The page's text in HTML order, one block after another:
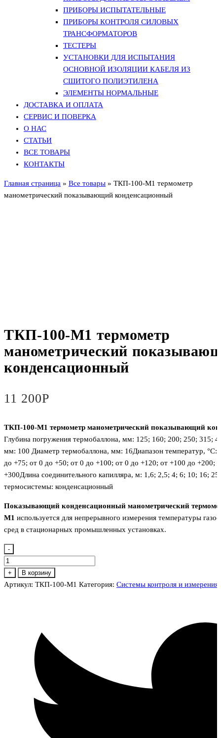
ПРИБОРЫ ИСПЫТАТЕЛЬНЫЕ
ПРИБОРЫ КОНТРОЛЯ СИЛОВЫХ
ТРАНСФОРМАТОРОВ
ТЕСТЕРЫ
УСТАНОВКИ ДЛЯ ИСПЫТАНИЯ
ОСНОВНОЙ ИЗОЛЯЦИИ КАБЕЛЯ ИЗ
СШИТОГО ПОЛИЭТИЛЕНА
ЭЛЕМЕНТЫ НОРМАЛЬНЫЕ
ДОСТАВКА И ОПЛАТА
СЕРВИС И ПОВЕРКА
О НАС
СТАТЬИ
ВСЕ ТОВАРЫ
КОНТАКТЫ
Главная страница » Все товары » ТКП-100-М1 термометр
манометрический показывающий конденсационный
ТКП-100-М1 термометр
манометрический
конденсационный
11 200Р
ТКП-100-М1 термометр манометрический показывающий
Глубина погружения термобаллона, мм: 125; 160; 200; 250; 315;
мм: 100 Диаметр термобаллона, мм: 16Диапазон температур, °C:
до +75; от 0 до +50; от 0 до +100; от 0 до +120; от +100 до +200;
+300Длина соединительного капилляра, м: 1,6; 2,5; 4; 6; 10; 16; 25
термосистемы: конденсационный
Показывающий конденсационный манометрический
М1 используется для непрерывного измерения температуры
сред в стационарных промышленных установках.
-
Количество
товара
ТКП-100-
показывающий
конденсационный
+ В корзину
Артикул: ТКП-100-М1 Категория: Системы контроля и